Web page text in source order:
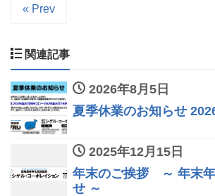
« Prev
関連記事
2026年8月5日
夏季休業のお知らせ
2025年12月15日
年末のご挨拶 ～ 年末
せ ～